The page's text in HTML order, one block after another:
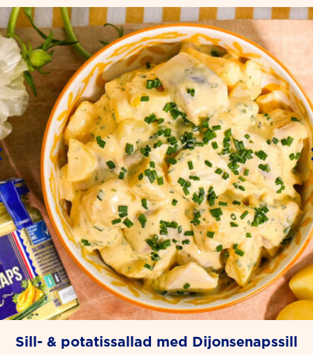
Sill- & potatissallad med Dijonsenapssill